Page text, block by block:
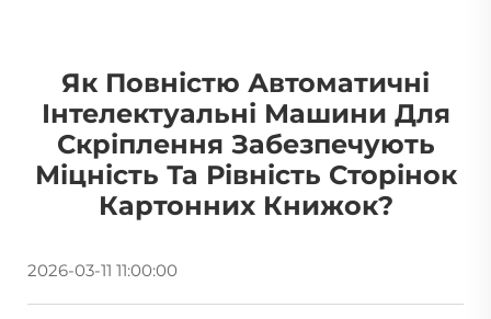
Як Повністю Автоматичні
Інтелектуальні Машини Для
Скріплення Забезпечують
Міцність Та Рівність Сторінок
Картонних Книжок?
2026-03-11 11:00:00